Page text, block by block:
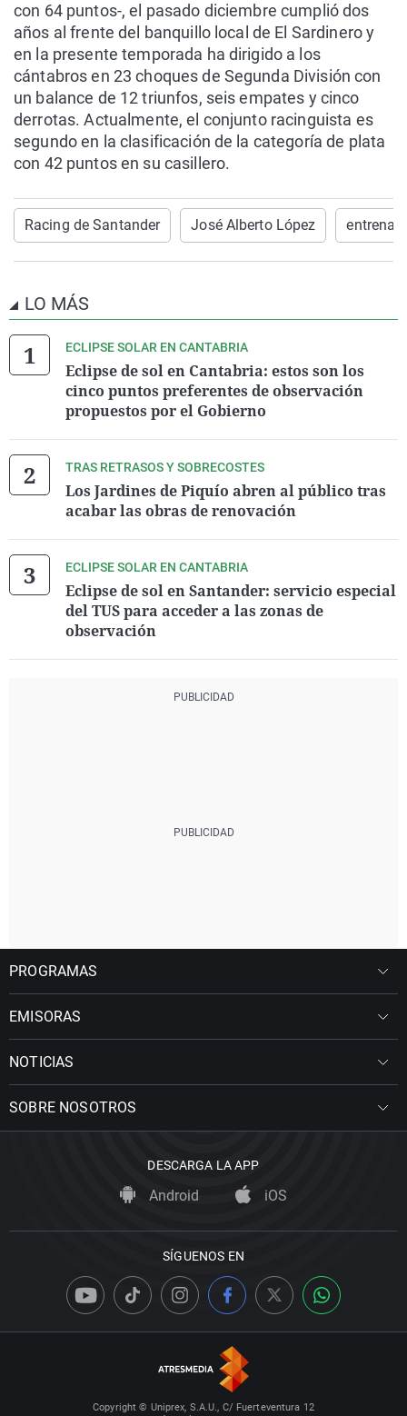
con 64 puntos-, el pasado diciembre cumplió dos
años al frente del banquillo local de El Sardinero y
en la presente temporada ha dirigido a los
cántabros en 23 choques de Segunda División con
un balance de 12 triunfos, seis empates y cinco
derrotas. Actualmente, el conjunto racinguista es
segundo en la clasificación de la categoría de plata
con 42 puntos en su casillero.
Racing de Santander José Alberto López
LO MÁS
ECLIPSE SOLAR EN CANTABRIA
Eclipse de sol en Cantabria: estos son los
cinco puntos preferentes de observación
propuestos por el Gobierno
TRAS RETRASOS Y SOBRECOSTES
Los Jardines de Piquío abren al público tras
acabar las obras de renovación
ECLIPSE SOLAR EN CANTABRIA
Eclipse de sol en Santander: servicio especial
del TUS para acceder a las zonas de
observación
PROGRAMAS
EMISORAS
NOTICIAS
SOBRE NOSOTROS
DESCARGA LA APP
Android iOS
SÍGUENOS EN
Copyright © Uniprex, S.A.U., C/ Fuerteventura 12